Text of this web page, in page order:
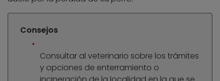
Consejos
Consultar al veterinario sobre los trámites
y opciones de enterramiento o